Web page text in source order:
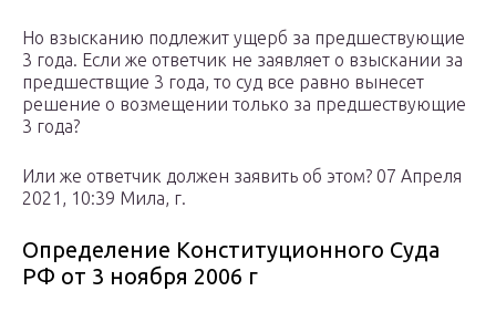
Но взысканию подлежит ущерб за предшествующие
3 года. Если же ответчик не заявляет о взыскании за
предшествщие 3 года, то суд все равно вынесет
решение о возмещении только за предшествующие
3 года?
Или же ответчик должен заявить об этом? 07 Апреля
2021, 10:39 Мила, г.
Определение Конституционного Суда
РФ от 3 ноября 2006 г